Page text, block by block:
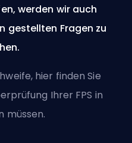
werden wir auch
gestellten Fragen zu
hier finden Sie
Ihrer FPS in
müssen.